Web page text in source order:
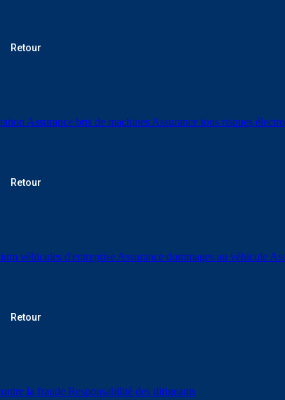
Retour
Assurance bris de machines Assurance tous risques
Retour
véhicules d'entreprise Assurance dommages au véhicule
Retour
la fraude Responsabilité des dirigeants